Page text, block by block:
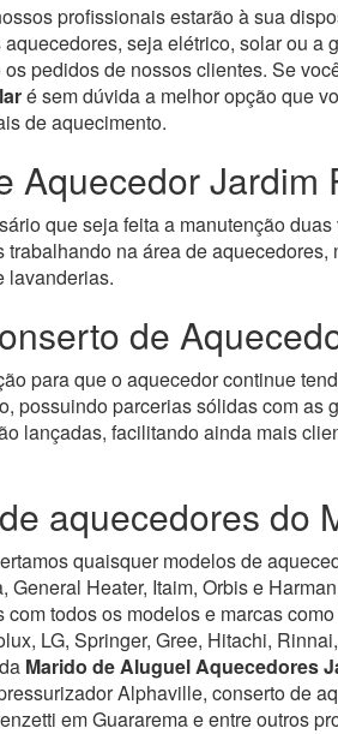
profissionais estarão à sua
seja elétrico, solar ou a
pedidos de nossos clientes. Se
é sem dúvida a melhor opção que
de aquecimento.
Aquecedor Jardim
que seja feita a manutenção
trabalhando na área de
lavanderias.
de
para que o aquecedor continue
possuindo parcerias sólidas com as
lançadas, facilitando ainda mais
aquecedores do
quaisquer modelos de
Heater, Itaim, Orbis e
todos os modelos e marcas
LG, Springer, Gree, Hitachi,
Marido de Aluguel Aquecedores
Alphaville, conserto de
em Guararema e entre outros